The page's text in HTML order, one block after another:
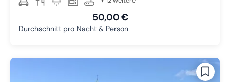
50,00 €
Durchschnitt pro Nacht & Person